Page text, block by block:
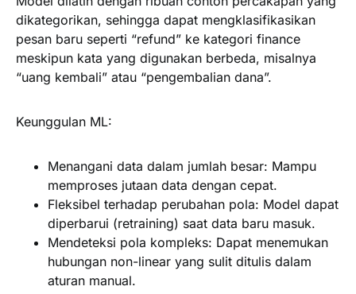
dikategorikan, sehingga dapat mengklasifikasikan
pesan baru seperti “refund” ke kategori finance
meskipun kata yang digunakan berbeda, misalnya
“uang kembali” atau “pengembalian dana”.
Keunggulan ML:
Menangani data dalam jumlah besar: Mampu
memproses jutaan data dengan cepat.
Fleksibel terhadap perubahan pola: Model dapat
diperbarui (retraining) saat data baru masuk.
Mendeteksi pola kompleks: Dapat menemukan
hubungan non-linear yang sulit ditulis dalam
aturan manual.